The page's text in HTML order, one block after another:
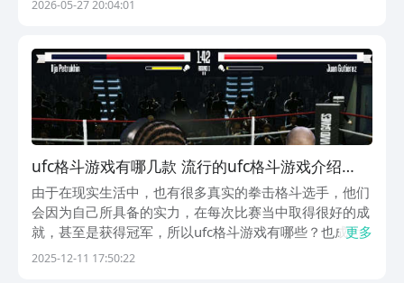
2026-05-27 20:04:01
ufc格斗游戏有哪几款 流行的ufc格斗游戏介绍
2025
由于在现实生活中，也有很多真实的拳击格斗选手，他们
会因为自己所具备的实力，在每次比赛当中取得很好的成
就，甚至是获得冠军，所以ufc格斗游戏有哪些？也成为
了很多游戏爱好者特别喜欢的，因为满足需求的，可以让
更多
2025-12-11 17:50:22